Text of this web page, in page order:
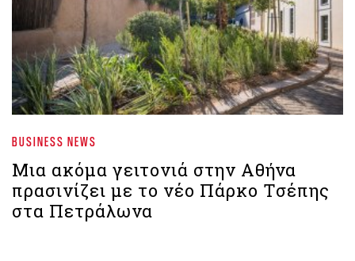
BUSINESS NEWS
Μια ακόμα γειτονιά στην Αθήνα
πρασινίζει με το νέο Πάρκο Τσέπης
στα Πετράλωνα